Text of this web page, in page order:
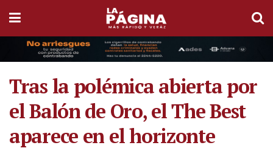
Tras la polémica abierta por
el Balón de Oro, el The Best
aparece en el horizonte